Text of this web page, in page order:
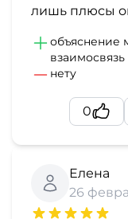
лишь плюсы
объяснение
нету
0
Елена
26